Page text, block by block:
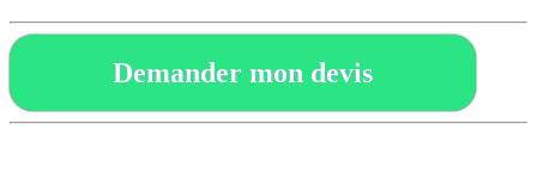
Demander mon devis